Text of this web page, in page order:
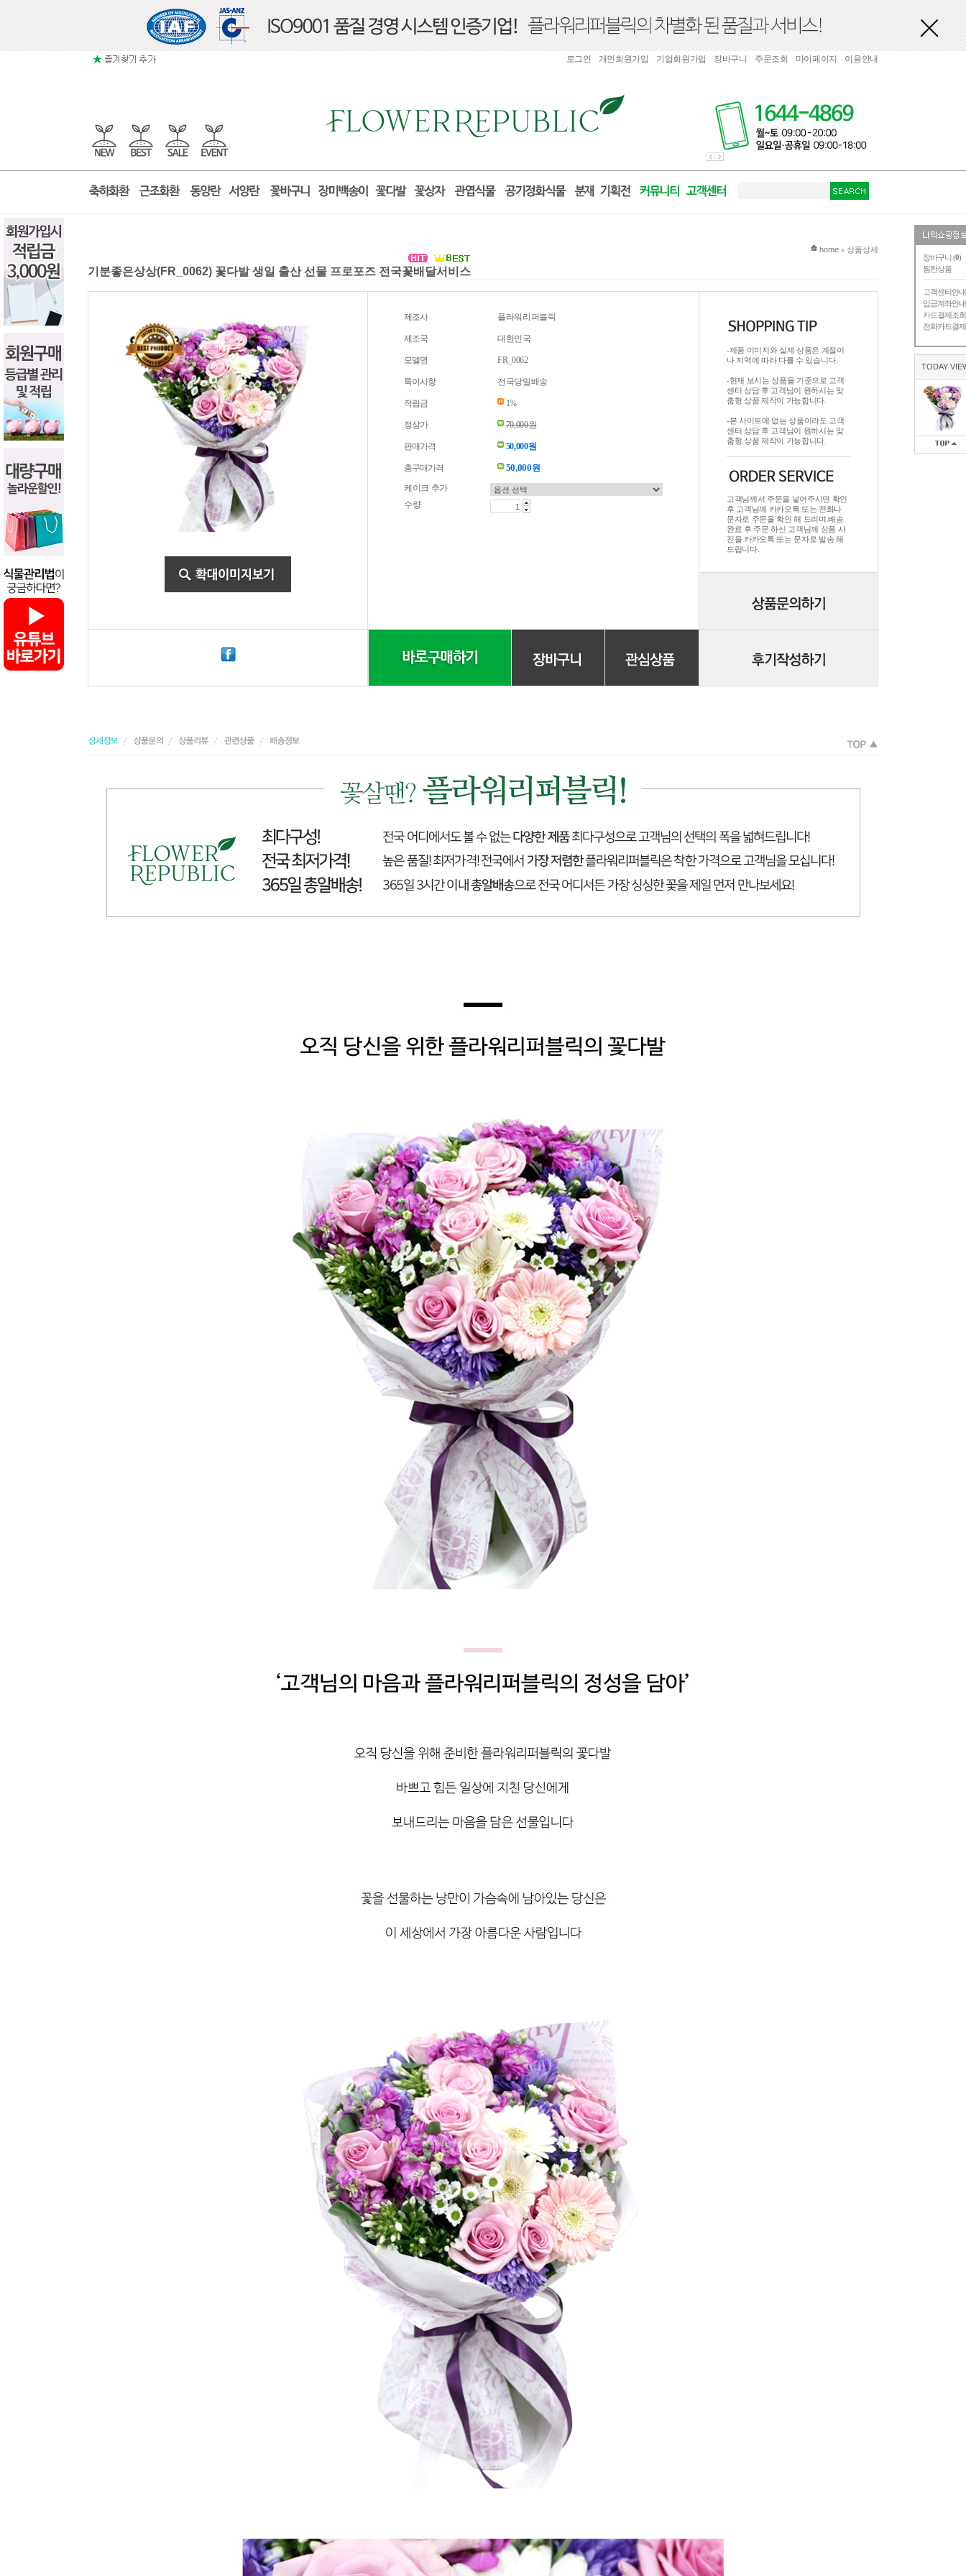
장바구니 (0)
찜한상품
고객센터안내
입금계좌안내
카드결제조회
전화카드결제
TODAY
로그인 개인회원가입 기업회원가입 장바구니 주문조회 마이페이지 이용안내
현재 위치
home > 상품상세
기분좋은상상(FR_0062) 꽃다발 생일 출산 선물 프로포즈 전국꽃배달서비스
제조사 플라워리퍼블릭
제조국 대한민국
모델명 FR_0062
특이사항 전국당일배송
적립금 1%
정상가 70,000원
판매가격 50,000원
총구매가격 50,000원
케이크 추가
수량
-제품 이미지와 실제 상품은 계절이
나 지역에 따라 다를 수 있습니다.
-현재 보시는 상품을 기준으로 고객
센터 상담 후 고객님이 원하시는 맞
춤형 상품 제작이 가능합니다.
-본 사이트에 없는 상품이라도 고객
센터 상담 후 고객님이 원하시는 맞
춤형 상품 제작이 가능합니다.
고객님께서 주문을 넣어주시면 확인
후 고객님께 카카오톡 또는 전화나
문자로 주문을 확인 해 드리며.배송
완료 후 주문 하신 고객님께 상품 사
진을 카카오톡 또는 문자로 발송 해
드립니다.